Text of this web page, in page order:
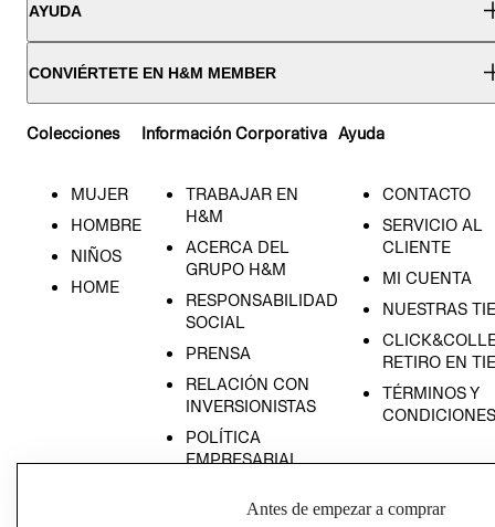
AYUDA
CONVIÉRTETE EN H&M MEMBER
Colecciones
MUJER
HOMBRE
NIÑOS
HOME
Información Corporativa
TRABAJAR EN
H&M
ACERCA DEL
GRUPO H&M
RESPONSABILIDAD
SOCIAL
PRENSA
RELACIÓN CON
INVERSIONISTAS
POLÍTICA
EMPRESARIAL
Ayuda
CONTACTO
SERVICIO AL
CLIENTE
MI CUENTA
NUESTRAS
RETIRO EN
TÉRMINOS Y
CONDICIONES
Antes de empezar a comprar